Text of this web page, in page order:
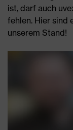
ist, darf auch
fehlen. Hier sind
unserem Stand!